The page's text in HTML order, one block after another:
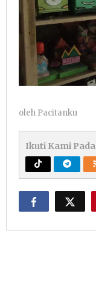
oleh Pacitanku
Ikuti Kami Pada